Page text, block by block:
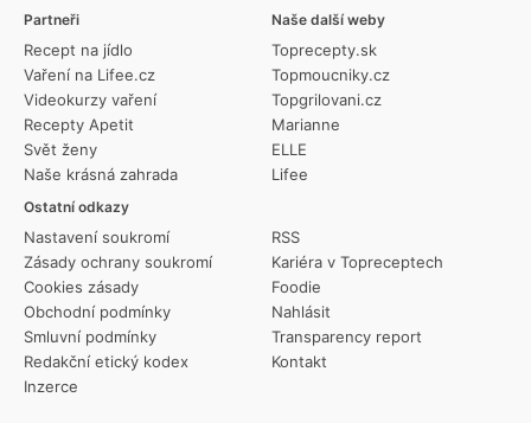
Partneři
Recept na jídlo
Vaření na Lifee.cz
Videokurzy vaření
Recepty Apetit
Svět ženy
Naše krásná zahrada
Ostatní odkazy
Nastavení soukromí
Zásady ochrany soukromí
Cookies zásady
Obchodní podmínky
Smluvní podmínky
Redakční etický kodex
Inzerce
RSS
Kariéra v Topreceptech
Foodie
Nahlásit
Transparency report
Kontakt
Naše další weby
Toprecepty.sk
Topmoucniky.cz
Topgrilovani.cz
Marianne
ELLE
Lifee